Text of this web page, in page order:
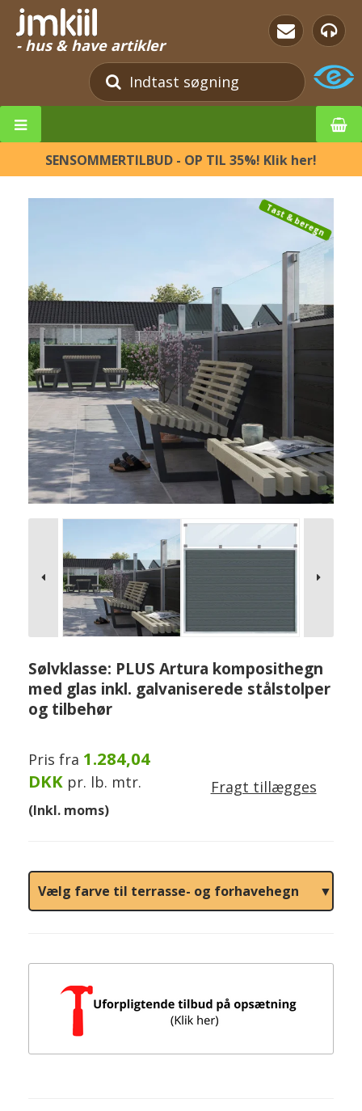
- hus & have artikler
SENSOMMERTILBUD - OP TIL 35%! Klik her!
Tast & beregn
Sølvklasse: PLUS Artura komposithegn
med glas inkl. galvaniserede stålstolper
og tilbehør
Pris fra 1.284,04
DKK pr. lb. mtr.
(Inkl. moms)
Fragt tillægges
Vælg farve til terrasse- og forhavehegn